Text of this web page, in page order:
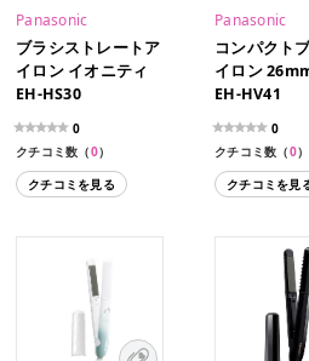
Panasonic
ブラシストレートア
イロン イオニティ
EH-HS30
0
クチコミ数（0）
クチコミを見る
Panasonic
コンパクト
イロン
EH-HV41
0
クチコミ数（0）
クチコミを見